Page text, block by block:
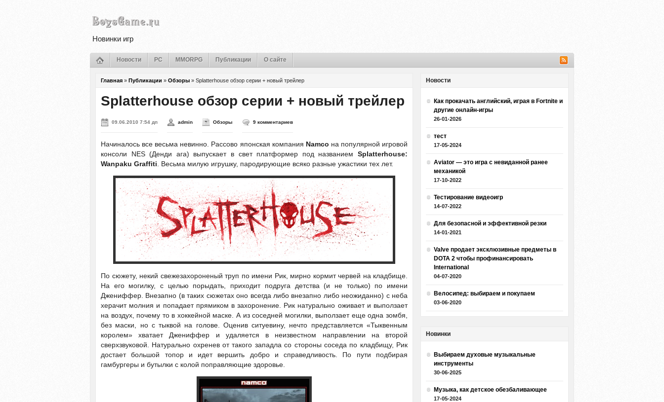
Новинки игр
Новости PC MMORPG Публикации О сайте
Главная » Публикации » Обзоры » Splatterhouse обзор серии + новый трейлер
Splatterhouse обзор серии + новый трейлер
09.06.2010 7:54 дп admin Обзоры 9 комментариев
Начиналось все весьма невинно. Рассово японская компания Namco на популярной игровой
консоли NES (Денди ага) выпускает в свет платформер под названием Splatterhouse:
Wanpaku Graffiti . Весьма милую игрушку, пародирующие всяко разные ужастики тех лет.
По сюжету, некий свежезахороненый труп по имени Рик, мирно кормит червей на кладбище.
На его могилку, с целью порыдать, приходит подруга детства (и не только) по имени
Джениффер. Внезапно (в таких сюжетах оно всегда либо внезапно либо неожиданно) с неба
херачит молния и попадает прямиком в захоронение. Рик натурально оживает и выползает
на воздух, почему то в хоккейной маске. А из соседней могилки, выползает еще одна зомбя,
без маски, но с тыквой на голове. Оценив ситуевину, нечто представляется «Тыквенным
королем» хватает Джениффер и удаляется в неизвестном направлении на второй
сверхзвуковой. Натурально охренев от такого западла со стороны соседа по кладбищу, Рик
достает большой топор и идет вершить добро и справедливость. По пути подбирая
гамбургеры и бутылки с колой поправляющие здоровье.
Новости
Как прокачать английский, играя в Fortnite и
другие онлайн-игры
26-01-2026
тест
17-05-2024
Aviator — это игра с невиданной ранее
механикой
17-10-2022
Тестирование видеоигр
14-07-2022
Для безопасной и эффективной резки
14-01-2021
Valve продает эксклюзивные предметы в
DOTA 2 чтобы профинансировать
International
04-07-2020
Велосипед: выбираем и покупаем
03-06-2020
Новинки
Выбираем духовые музыкальные
инструменты
30-06-2025
Музыка, как детское обезбаливающее
17-05-2024